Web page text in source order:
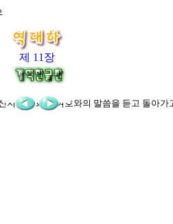
제 11장
하더니
라 저희가 여호와의 말씀을 듣고 돌아